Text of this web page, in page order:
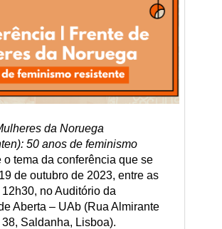
da Noruega
50 anos de feminismo
tema da conferência que se
de outubro de 2023, entre as
no Auditório da
Aberta – UAb (Rua Almirante
38, Saldanha, Lisboa).